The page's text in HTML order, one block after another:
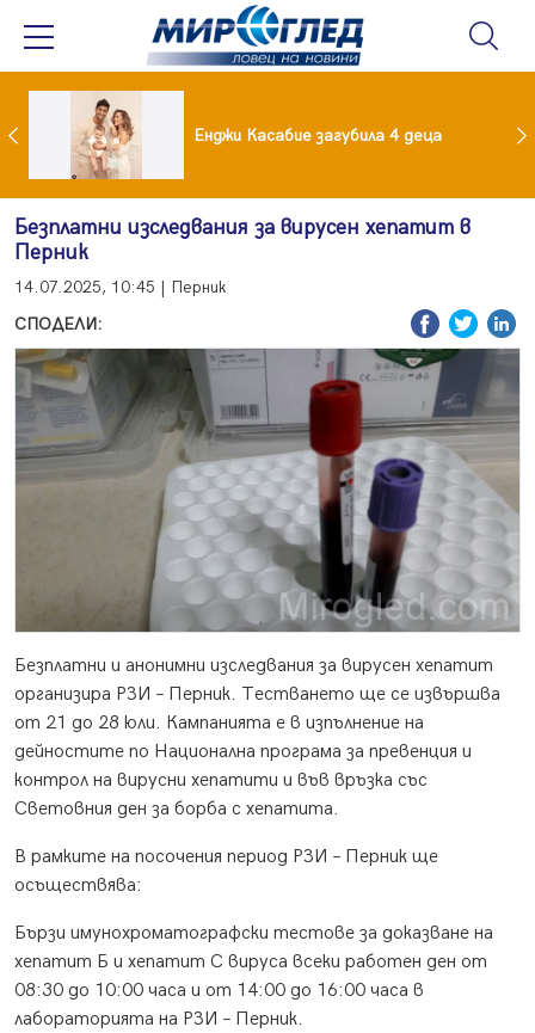
Край на приказката! Брадърите Стефан и Сияна се разделиха с гръм и трясък Енджи Касабие загубила 4 деца
Безплатни изследвания за вирусен хепатит в
Перник
14.07.2025, 10:45 | Перник
СПОДЕЛИ:
Безплатни и анонимни изследвания за вирусен хепатит
организира РЗИ – Перник. Тестването ще се извършва
от 21 до 28 юли. Кампанията е в изпълнение на
дейностите по Национална програма за превенция и
контрол на вирусни хепатити и във връзка със
Световния ден за борба с хепатита.
В рамките на посочения период РЗИ – Перник ще
осъществява:
Бързи имунохроматографски тестове за доказване на
хепатит Б и хепатит С вируса всеки работен ден от
08:30 до 10:00 часа и от 14:00 до 16:00 часа в
лабораторията на РЗИ – Перник.